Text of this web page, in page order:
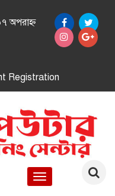
অপরাহ্ন
Registration
Toggle